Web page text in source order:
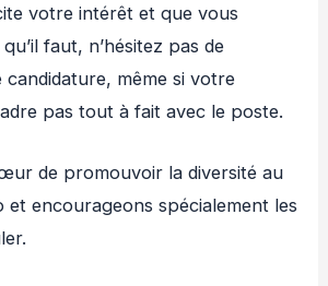
votre intérêt et que vous
faut, n’hésitez pas de
même si votre
pas tout à fait avec le poste.
de promouvoir la diversité au
et encourageons spécialement les